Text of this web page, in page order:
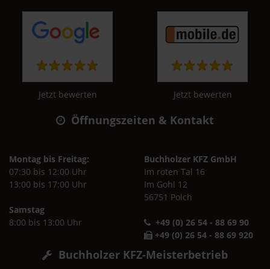
Jetzt bewerten Jetzt bewerten
Öffnungszeiten & Kontakt
Montag bis Freitag:
07:30 bis 12:00 Uhr
13:00 bis 17:00 Uhr
Samstag
8:00 bis 13:00 Uhr
Buchholzer KFZ GmbH
Im roten Tal 16
Im Gohl 12
56751 Polch
+49 (0) 26 54 - 88 69 90
+49 (0) 26 54 - 88 69 920
Buchholzer KFZ-Meisterbetrieb